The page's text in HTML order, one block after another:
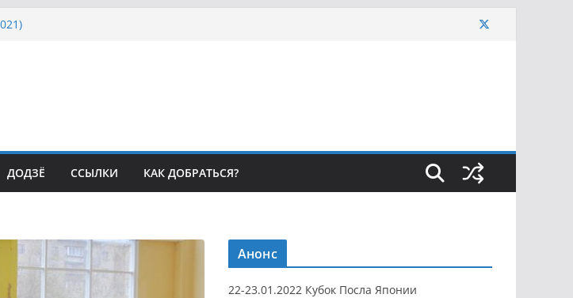
ДОДЗЁ ССЫЛКИ КАК ДОБРАТЬСЯ?
Анонс
22-23.01.2022 Кубок Посла Японии